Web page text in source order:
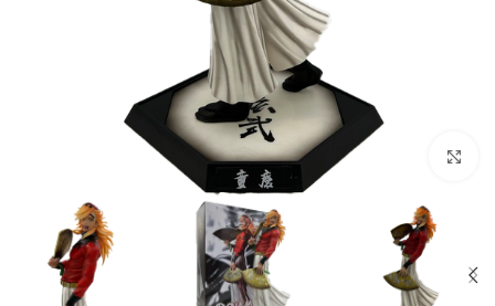
بزرگنمایی تصویر